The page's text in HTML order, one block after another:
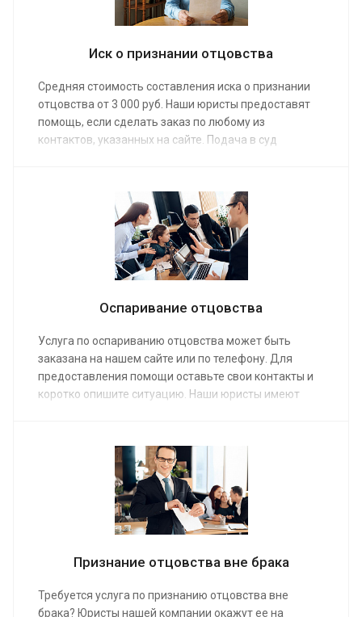
Иск о признании отцовства
Средняя стоимость составления иска о признании
отцовства от 3 000 руб. Наши юристы предоставят
помощь, если сделать заказ по любому из
контактов, указанных на сайте. Подача в суд
уже на первом заседании, в минимальное время,
подтвердить свои родительские права.
Оспаривание отцовства
Услуга по оспариванию отцовства может быть
заказана на нашем сайте или по телефону. Для
предоставления помощи оставьте свои контакты и
коротко опишите ситуацию. Наши юристы имеют
от 20 000 руб. После окончания судебного заседания
на руках у вас окажется соответствующее судебное
Признание отцовства вне брака
Требуется услуга по признанию отцовства вне
брака? Юристы нашей компании окажут ее на